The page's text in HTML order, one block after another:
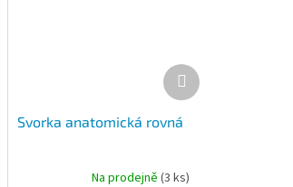
Svorka anatomická rovná
Na prodejně (3 ks)
Další
produkt